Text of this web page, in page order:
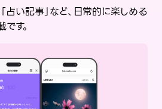
占い記事」など、日常的に楽しめる
す。